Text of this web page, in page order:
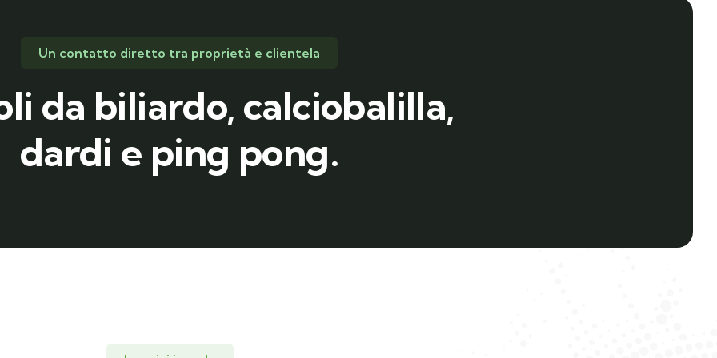
Un contatto diretto tra proprietà e clientela
da biliardo, calciobalilla,
dardi e ping pong.